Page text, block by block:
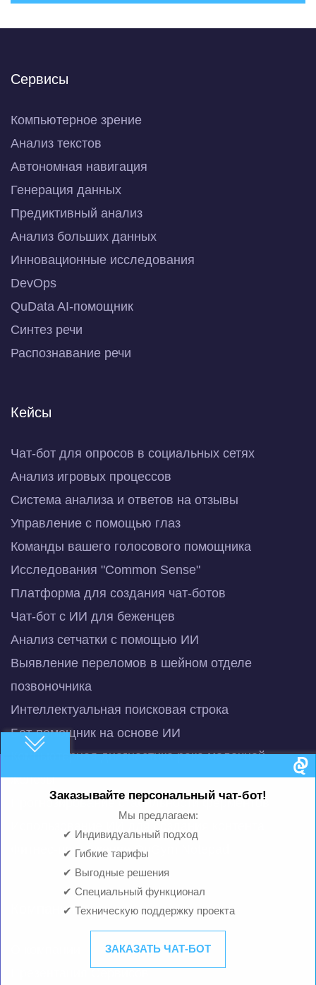
Заказывайте персональный чат-бот!
Мы предлагаем:
✔ Индивидуальный подход
✔ Гибкие тарифы
✔ Выгодные решения
✔ Специальный функционал
✔ Техническую поддержку проекта
ЗАКАЗАТЬ ЧАТ-БОТ
Сервисы
Компьютерное зрение
Анализ текстов
Автономная навигация
Генерация данных
Предиктивный анализ
Анализ больших данных
Инновационные исследования
DevOps
QuData AI-помощник
Синтез речи
Распознавание речи
Кейсы
Чат-бот для опросов в социальных сетях
Анализ игровых процессов
Система анализа и ответов на отзывы
Управление с помощью глаз
Команды вашего голосового помощника
Исследования "Common Sense"
Платформа для создания чат-ботов
Чат-бот с ИИ для беженцев
Анализ сетчатки с помощью ИИ
Выявление переломов в шейном отделе
позвоночника
Интеллектуальная поисковая строка
Бот-помощник на основе ИИ
Компьютерная диагностика рака молочной
железы
Прогнозирование стабильности ферментов
Использование ИИ для создания контента
Фитнес-приложение QuGym Notepad
Компания
Презентация Сервисов